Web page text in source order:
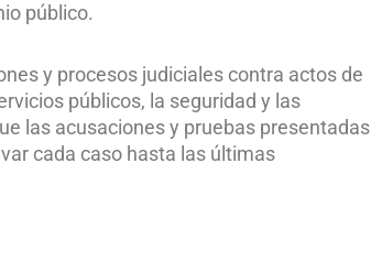
público.
y procesos judiciales contra actos de
públicos, la seguridad y las
las acusaciones y pruebas presentadas
cada caso hasta las últimas